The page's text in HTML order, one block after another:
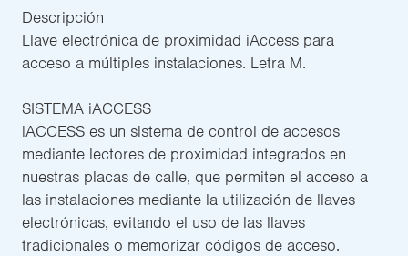
Descripción
Llave electrónica de proximidad iAccess para
acceso a múltiples instalaciones. Letra M.
SISTEMA iACCESS
iACCESS es un sistema de control de accesos
mediante lectores de proximidad integrados en
nuestras placas de calle, que permiten el acceso a
las instalaciones mediante la utilización de llaves
electrónicas, evitando el uso de las llaves
tradicionales o memorizar códigos de acceso.